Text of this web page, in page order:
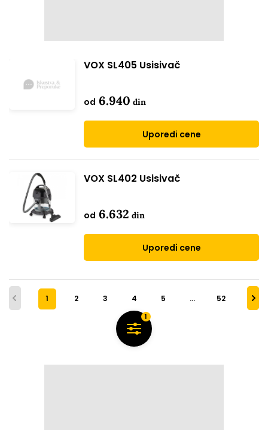
VOX SL405 Usisivač
od 6.940 din
Uporedi cene
VOX SL402 Usisivač
od 6.632 din
Uporedi cene
1 2 3 4 5 … 52
1